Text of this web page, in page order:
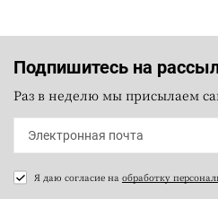
Подпишитесь на
Раз в неделю мы присылаем
Я даю согласие на обработку